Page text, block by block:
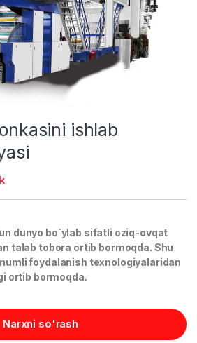
ishlab
dunyo bo`ylab sifatli oziq-ovqat
talab tobora ortib bormoqda. Shu
foydalanish texnologiyalaridan
ortib bormoqda.
Narxni so'rash